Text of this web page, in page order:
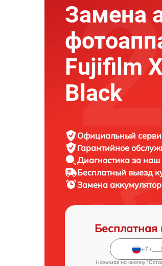
Замена
Fujifilm
Black
Официальный
Гарантийное
Диагностика за наш
Бесплатный выезд
Замена
Бесплатная
Нажимая на кнопку